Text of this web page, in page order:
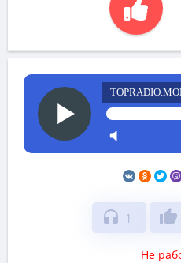
headphones 1 thumb_up
Не